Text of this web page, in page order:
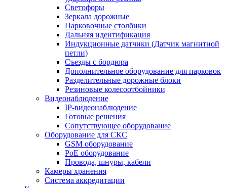
Светофоры
Зеркала дорожные
Парковочные столбики
Дальняя идентификация
Индукционные датчики (Датчик магнитной
петли)
Съезды с бордюра
Дополнительное оборудование для парковок
Разделительные дорожные блоки
Резиновые колесоотбойники
Видеонаблюдение
IP-видеонаблюдение
Готовые решения
Сопутствующее оборудование
Оборудование для СКС
GSM оборудование
PoE оборудование
Провода, шнуры, кабели
Камеры хранения
Система аккредитации